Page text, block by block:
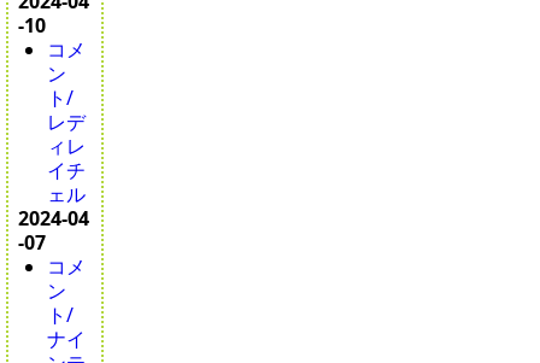
-10
コメ
ン
ト/
レデ
ィレ
イチ
ェル
2024-04
-07
コメ
ン
ト/
ナイ